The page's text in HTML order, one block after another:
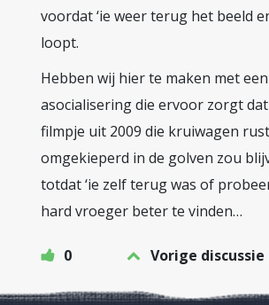
voordat ‘ie weer terug het beeld
loopt.
Hebben wij hier te maken met
asocialisering die ervoor zorgt
filmpje uit 2009 die kruiwagen
omgekieperd in de golven zou
totdat ‘ie zelf terug was of
hard vroeger beter te vinden…
0 Vorige discussie